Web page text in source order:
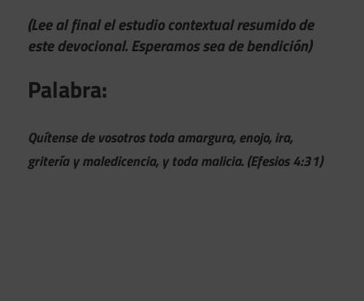
(Lee al final el estudio contextual resumido de
este devocional. Esperamos sea de bendición)
Palabra:
Quítense de vosotros toda amargura, enojo, ira,
gritería y maledicencia, y toda malicia. (Efesios 4:31)